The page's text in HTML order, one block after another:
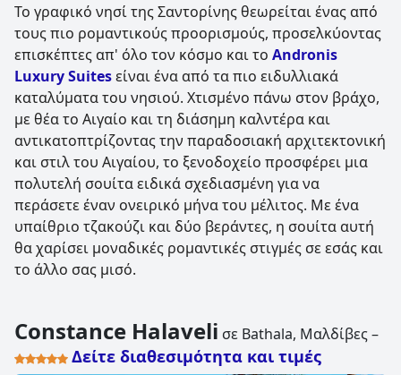
Το γραφικό νησί της Σαντορίνης θεωρείται ένας από
τους πιο ρομαντικούς προορισμούς, προσελκύοντας
επισκέπτες απ' όλο τον κόσμο και το Andronis
Luxury Suitesείναι ένα από τα πιο ειδυλλιακά
καταλύματα του νησιού. Χτισμένο πάνω στον βράχο,
με θέα το Αιγαίο και τη διάσημη καλντέρα και
αντικατοπτρίζοντας την παραδοσιακή αρχιτεκτονική
και στιλ του Αιγαίου, το ξενοδοχείο προσφέρει μια
πολυτελή σουίτα ειδικά σχεδιασμένη για να
περάσετε έναν ονειρικό μήνα του μέλιτος. Με ένα
υπαίθριο τζακούζι και δύο βεράντες, η σουίτα αυτή
θα χαρίσει μοναδικές ρομαντικές στιγμές σε εσάς και
το άλλο σας μισό.
Constance Halaveli σε Bathala, Μαλδίβες –
Δείτε διαθεσιμότητα και τιμές